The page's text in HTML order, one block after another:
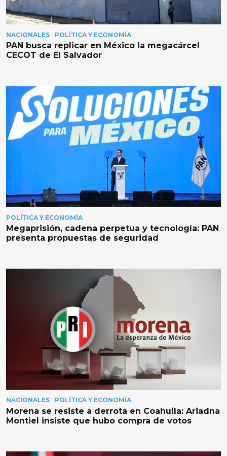
NACIONALES POLÍTICA Y ECONOMÍA
PAN busca replicar en México la megacárcel
CECOT de El Salvador
POLÍTICA Y ECONOMÍA
Megaprisión, cadena perpetua y tecnología: PAN
presenta propuestas de seguridad
NACIONALES POLÍTICA Y ECONOMÍA
Morena se resiste a derrota en Coahuila: Ariadna
Montiel insiste que hubo compra de votos